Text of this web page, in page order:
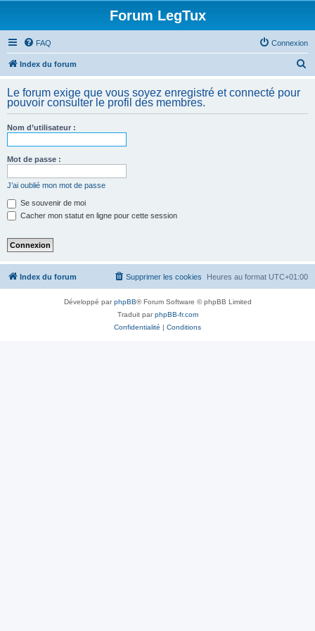
Forum LegTux
FAQ Connexion
Index du forum
h
Le forum exige que vous soyez enregistré et connecté pour
pouvoir consulter le profil des membres.
Nom d’utilisateur :
Mot de passe :
J’ai oublié mon mot de passe
Se souvenir de moi
Cacher mon statut en ligne pour cette session
Index du forum Heures au format UTC+01:00
Supprimer les cookies
Développé parphpBB® Forum Software © phpBB Limited
Traduit parphpBB-fr.com
Confidentialité | Conditions